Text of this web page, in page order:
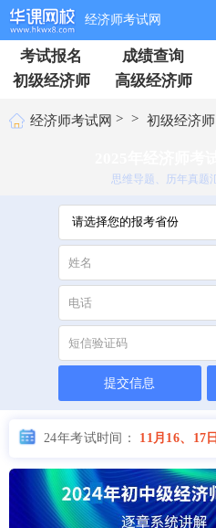
经济师考试网
考试报名 成绩查询
初级经济师
高级经济师
经济师考试网 > > 初级经济师
思维导题、历年真题
提交信息
24年考试时间： 11月16、17日